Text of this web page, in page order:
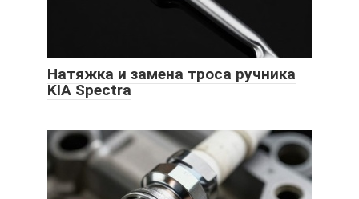
Натяжка и замена троса ручника
KIA Spectra